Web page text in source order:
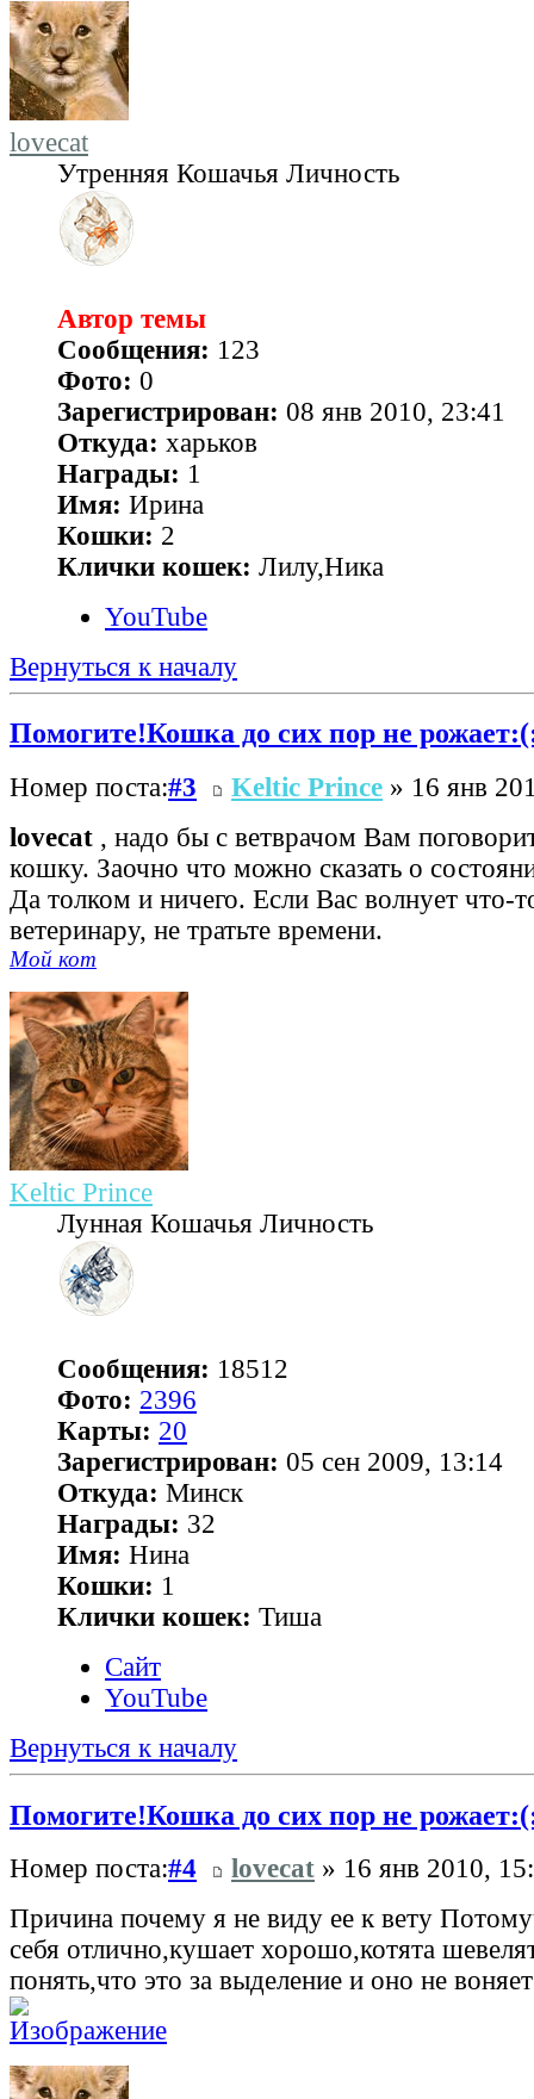
lovecat
Утренняя Кошачья Личность
Автор темы
Сообщения: 123
Фото: 0
Зарегистрирован: 08 янв 2010, 23:41
Откуда: харьков
Награды: 1
Имя: Ирина
Кошки: 2
Клички кошек: Лилу,Ника
YouTube
Вернуться к началу
Помогите!Кошка до сих пор не
Номер поста:#3 Keltic Prince » 16 янв
lovecat , надо бы с ветврачом Вам
кошку. Заочно что можно сказать о
Да толком и ничего. Если Вас волнует что-
ветеринару, не тратьте времени.
Мой кот
Keltic Prince
Лунная Кошачья Личность
Сообщения: 18512
Фото: 2396
Карты: 20
Зарегистрирован: 05 сен 2009, 13:14
Откуда: Минск
Награды: 32
Имя: Нина
Кошки: 1
Клички кошек: Тиша
Сайт
YouTube
Вернуться к началу
Помогите!Кошка до сих пор не
Номер поста:#4 lovecat » 16 янв 2010,
Причина почему я не виду ее к вету
себя отлично,кушает хорошо,котята
понять,что это за выделение и оно не